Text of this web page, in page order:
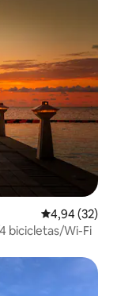
4,94 de uma
4,94 (32)
bicicletas/Wi-Fi